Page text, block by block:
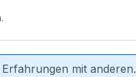
mit anderen.